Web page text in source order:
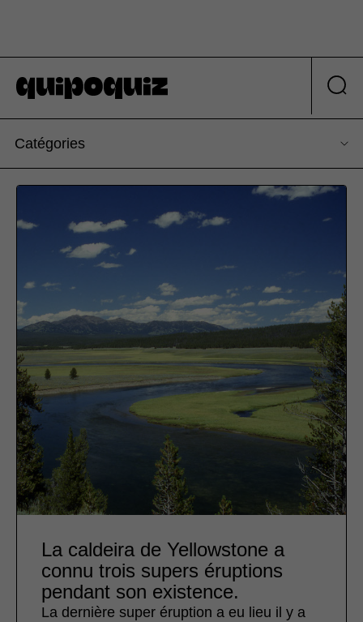
Catégories
La caldeira de Yellowstone a
connu trois supers éruptions
pendant son existence.
La dernière super éruption a eu lieu il y a